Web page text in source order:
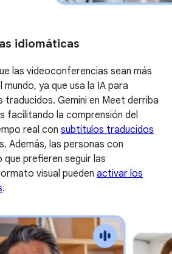
idiomáticas
las videoconferencias sean más
ya que usa la IA para
Gemini en Meet derriba
facilitando la comprensión del
real con subtítulos traducidos
Además, las personas con
prefieren seguir las
visual pueden activar los
.